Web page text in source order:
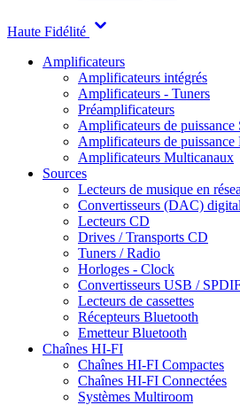
Haute Fidélité
Amplificateurs
Amplificateurs intégrés
Amplificateurs - Tuners
Préamplificateurs
Amplificateurs de puissance
Amplificateurs de puissance
Amplificateurs Multicanaux
Sources
Lecteurs de musique en
Convertisseurs (DAC)
Lecteurs CD
Drives / Transports CD
Tuners / Radio
Horloges - Clock
Convertisseurs USB /
Lecteurs de cassettes
Récepteurs Bluetooth
Emetteur Bluetooth
Chaînes HI-FI
Chaînes HI-FI Compactes
Chaînes HI-FI Connectées
Systèmes Multiroom